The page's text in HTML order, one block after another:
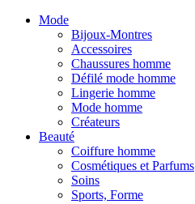
Mode
Bijoux-Montres
Accessoires
Chaussures homme
Défilé mode homme
Lingerie homme
Mode homme
Créateurs
Beauté
Coiffure homme
Cosmétiques et Parfums
Soins
Sports, Forme